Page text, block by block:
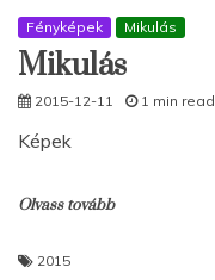
Fényképek Mikulás
Mikulás
2015-12-11 1 min read
Képek
Olvass tovább
2015